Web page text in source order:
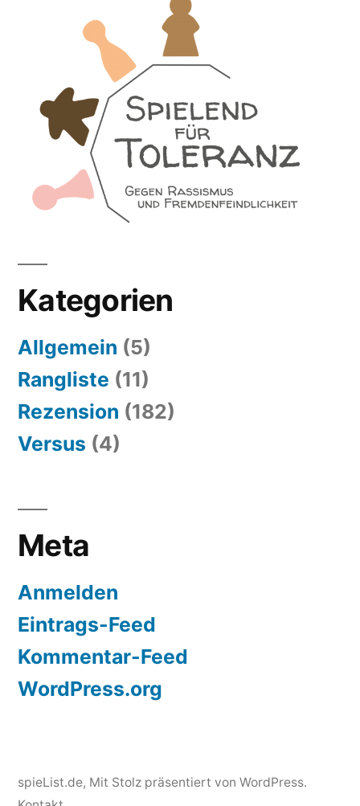
Kategorien
Allgemein (5)
Rangliste (11)
Rezension (182)
Versus (4)
Meta
Anmelden
Eintrags-Feed
Kommentar-Feed
WordPress.org
spieList.de, Mit Stolz präsentiert von WordPress.